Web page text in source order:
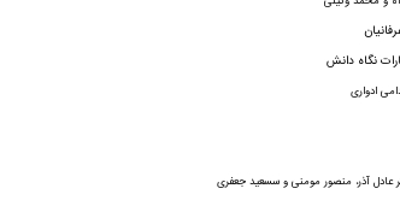
نگاه دانش
ادواری
عادل آذر، منصور مومنی و سسعید جعفری